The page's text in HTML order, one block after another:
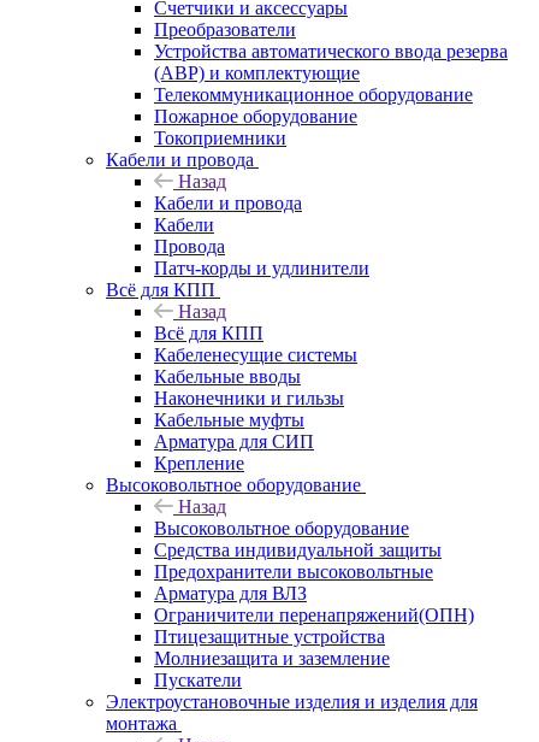
Счетчики и аксессуары
Преобразователи
Устройства автоматического ввода резерва
(АВР) и комплектующие
Телекоммуникационное оборудование
Пожарное оборудование
Токоприемники
Кабели и провода
Назад
Кабели и провода
Кабели
Провода
Патч-корды и удлинители
Всё для КПП
Назад
Всё для КПП
Кабеленесущие системы
Кабельные вводы
Наконечники и гильзы
Кабельные муфты
Арматура для СИП
Крепление
Высоковольтное оборудование
Назад
Высоковольтное оборудование
Средства индивидуальной защиты
Предохранители высоковольтные
Арматура для ВЛЗ
Ограничители перенапряжений(ОПН)
Птицезащитные устройства
Молниезащита и заземление
Пускатели
Электроустановочные изделия и изделия для
монтажа